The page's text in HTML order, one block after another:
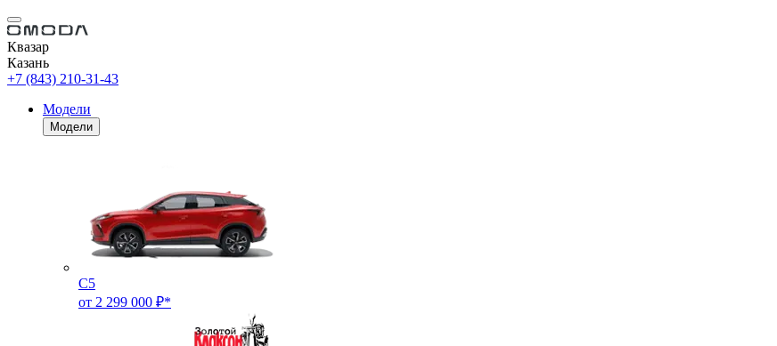
Квазар
Казань
+7 (843) 210-31-43
Модели
Модели
C5
от 2 299 000 ₽*